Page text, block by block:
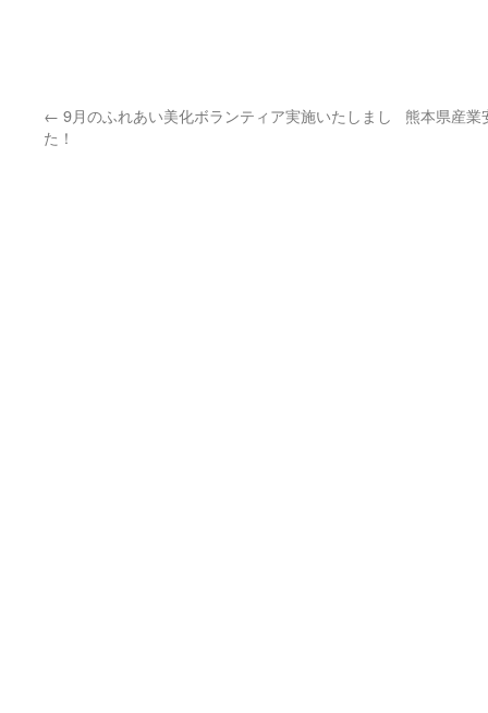
← 9月のふれあい美化ボランティア実施いたしまし
た！
熊本県産業